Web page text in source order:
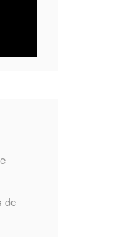
de